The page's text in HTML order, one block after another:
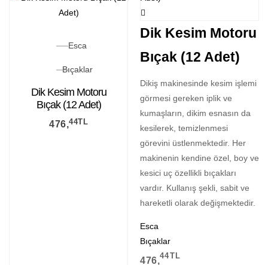
Esca
Bıçaklar
Dik Kesim Motoru
Bıçak (12 Adet)
476,44TL
Dik Kesim Motoru
Bıçak (12 Adet)
Dikiş makinesinde kesim işlemi
görmesi gereken iplik ve
kumaşların, dikim esnasın da
kesilerek, temizlenmesi
görevini üstlenmektedir. Her
makinenin kendine özel, boy ve
kesici uç özellikli bıçakları
vardır. Kullanış şekli, sabit ve
hareketli olarak değişmektedir.
Esca
Bıçaklar
476,44TL